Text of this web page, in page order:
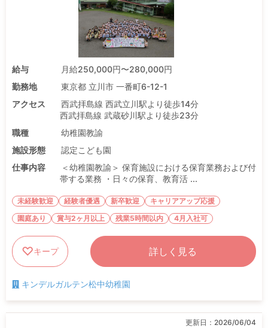
給与
月給250,000円〜280,000円
勤務地
東京都 立川市 一番町6-12-1
アクセス
西武拝島線 西武立川駅より徒歩14分
西武拝島線 武蔵砂川駅より徒歩23分
職種
幼稚園教諭
施設形態
認定こども園
仕事内容
＜幼稚園教諭＞ 保育施設における保育業務および付
帯する業務 ・日々の保育、教育活 ...
未経験歓迎 経験者優遇 新卒歓迎
キャリアアップ応援
園庭あり
賞与2ヶ月以上 残業5時間以内 4月入社可
キープ 詳しく見る
キンデルガルテン松中幼稚園
更新日： 2026/06/04